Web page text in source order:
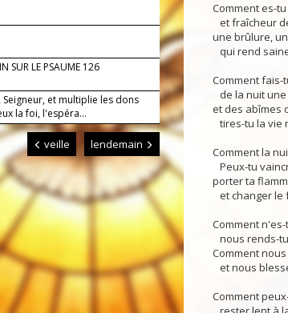
SUR LE PSAUME 126
et multiplie les dons
la foi, l'espéra...
veille lendemain
Comment es-
et fraîcheur
une brûlure,
qui rend
Comment fais-
de la nuit
et des abîmes
tires-tu la vie
Comment la
Peux-tu
porter ta
et changer le
Comment
nous rends-
Comment
et nous
Comment